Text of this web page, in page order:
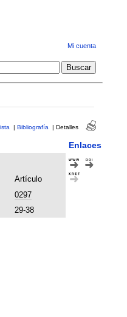
Mi cuenta
| Bibliografía | Detalles
Enlaces
Artículo
0297
29-38